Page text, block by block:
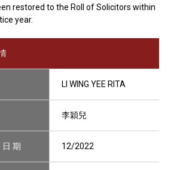
restored to the Roll of Solicitors within
year.
LI WING YEE RITA
李穎兒
日 期 12/2022